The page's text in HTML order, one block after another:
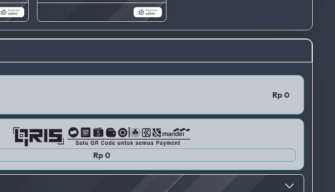
Rp 0
Rp 0
QRIS 1